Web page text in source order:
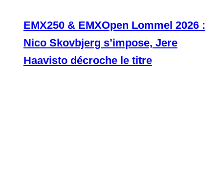
EMX250 & EMXOpen Lommel 2026 :
Nico Skovbjerg s’impose, Jere
Haavisto décroche le titre